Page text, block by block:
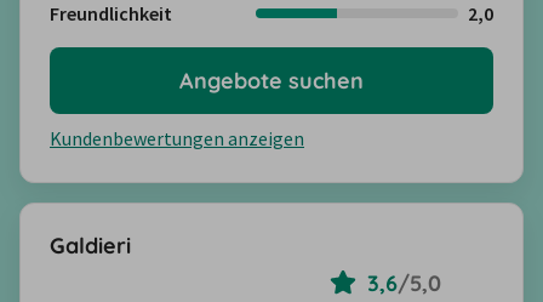
Freundlichkeit
2,0
Kundenbewertungen anzeigen
Angebote suchen
Galdieri
3,6/5,0